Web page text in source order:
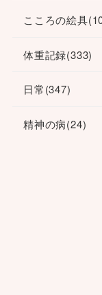
こころの絵具
体重記録(333)
日常(347)
精神の病(24)